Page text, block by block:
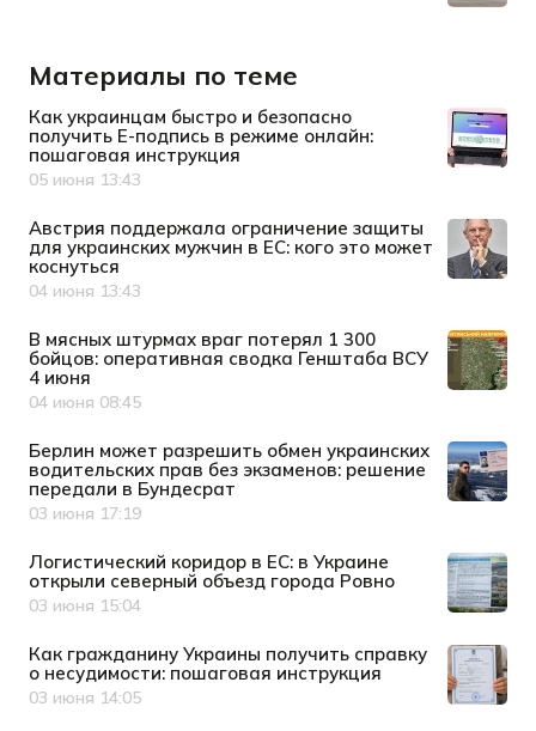
Материалы по теме
Как украинцам быстро и безопасно
получить Е-подпись в режиме онлайн:
пошаговая инструкция
Дата публикации
05 июня 13:43
Австрия поддержала ограничение защиты
для украинских мужчин в ЕС: кого это может
коснуться
Дата публикации
04 июня 13:43
В мясных штурмах враг потерял 1 300
бойцов: оперативная сводка Генштаба ВСУ
4 июня
Дата публикации
04 июня 08:45
Берлин может разрешить обмен украинских
водительских прав без экзаменов: решение
передали в Бундесрат
Дата публикации
03 июня 17:19
Логистический коридор в ЕС: в Украине
открыли северный объезд города Ровно
Дата публикации
03 июня 15:04
Как гражданину Украины получить справку
о несудимости: пошаговая инструкция
Дата публикации
03 июня 14:05